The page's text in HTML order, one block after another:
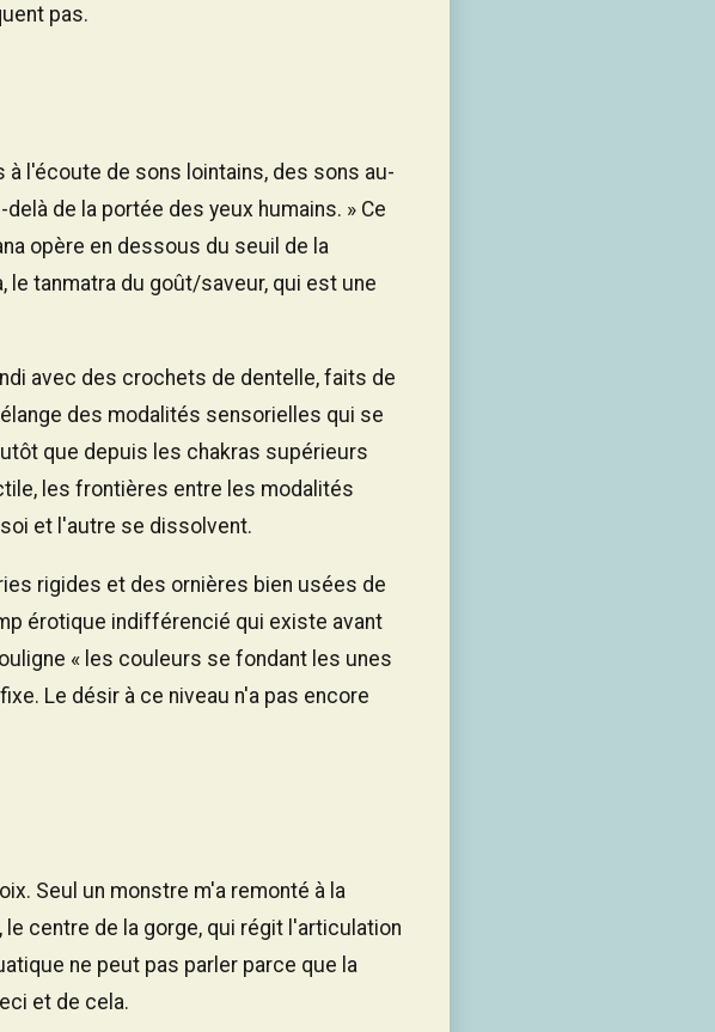
pas.
l'écoute de sons lointains, des sons au-
de la portée des yeux humains. » Ce
opère en dessous du seuil de la
tanmatra du goût/saveur, qui est une
avec des crochets de dentelle, faits de
des modalités sensorielles qui se
que depuis les chakras supérieurs
les frontières entre les modalités
et l'autre se dissolvent.
rigides et des ornières bien usées de
érotique indifférencié qui existe avant
« les couleurs se fondant les unes
Le désir à ce niveau n'a pas encore
Seul un monstre m'a remonté à la
centre de la gorge, qui régit l'articulation
ne peut pas parler parce que la
et de cela.